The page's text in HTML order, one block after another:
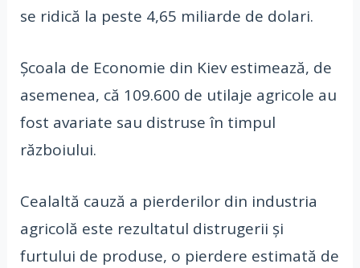
se ridică la peste 4,65 miliarde de dolari.
Școala de Economie din Kiev estimează, de
asemenea, că 109.600 de utilaje agricole au
fost avariate sau distruse în timpul
războiului.
Cealaltă cauză a pierderilor din industria
agricolă este rezultatul distrugerii și
furtului de produse, o pierdere estimată de